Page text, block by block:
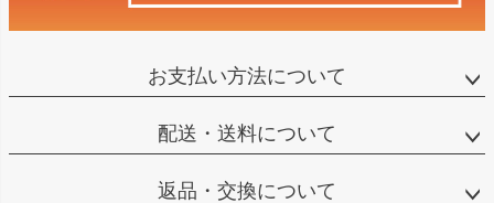
お支払い方法について
配送・送料について
返品・交換について